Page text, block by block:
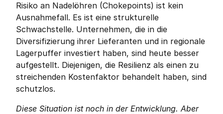
Risiko an Nadelöhren (Chokepoints) ist kein
Ausnahmefall. Es ist eine strukturelle
Schwachstelle. Unternehmen, die in die
Diversifizierung ihrer Lieferanten und in regionale
Lagerpuffer investiert haben, sind heute besser
aufgestellt. Diejenigen, die Resilienz als einen zu
streichenden Kostenfaktor behandelt haben, sind
schutzlos.
Diese Situation ist noch in der Entwicklung. Aber